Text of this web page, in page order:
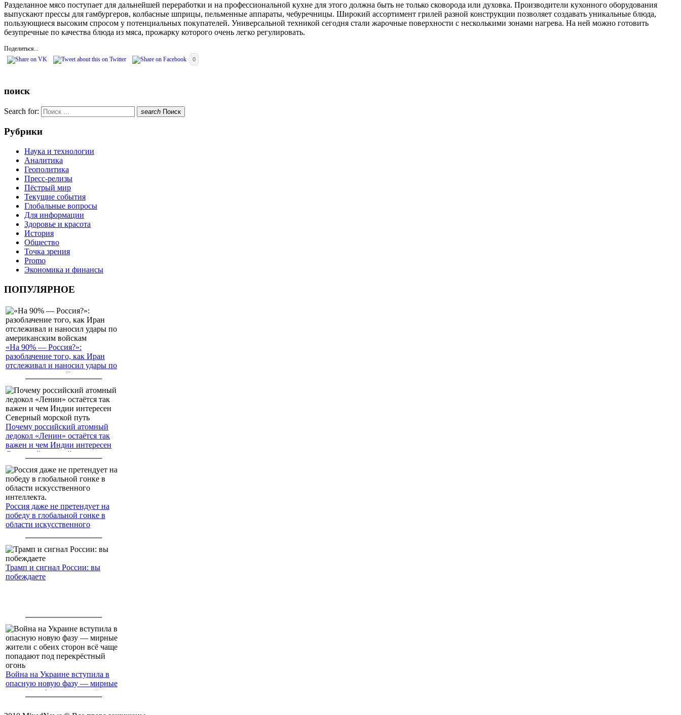
Разделанное мясо поступает для дальнейшей переработки и на профессиональной кухне для этого должна быть не только сковорода или духовка. Производители кухонного оборудования
выпускают прессы для гамбургеров, колбасные шприцы, пельменные аппараты, чебуречницы. Широкий ассортимент грилей разной конструкции позволяет создавать уникальные блюда,
пользующиеся высоким спросом у потенциальных покупателей. Универсальной техникой сегодня стали жарочные поверхности с несколькими зонами нагрева. На ней можно готовить
безупречные по качества блюда из мяса, прожарку которого очень легко регулировать.
Поделиться...
0
поиск
Search for: search Поиск
Рубрики
Наука и технологии
Аналитика
Геополитика
Пресс-релизы
Пёстрый мир
Текущие события
Глобальные вопросы
Для информации
Здоровье и красота
История
Общество
Точка зрения
Promo
Экономика и финансы
ПОПУЛЯРНОЕ
«На 90% — Россия?»:
разоблачение того, как Иран
отслеживал и наносил удары по
американским войскам
Почему российский атомный
ледокол «Ленин» остаётся так
важен и чем Индии интересен
Северный морской путь
Россия даже не претендует на
победу в глобальной гонке в
области искусственного
Трамп и сигнал России: вы
побеждаете
Война на Украине вступила в
опасную новую фазу — мирные
жители с обеих сторон всё чаще